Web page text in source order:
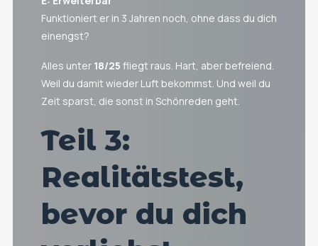
Funktioniert er in 3 Jahren noch, ohne dass du dich
einengst?
Alles unter 18/25 fliegt raus. Hart, aber befreiend.
Weil du damit wieder Luft bekommst. Und weil du
Zeit sparst, die sonst in Schönreden geht.
Teil 3:
Realitätstest,
bevor du dich